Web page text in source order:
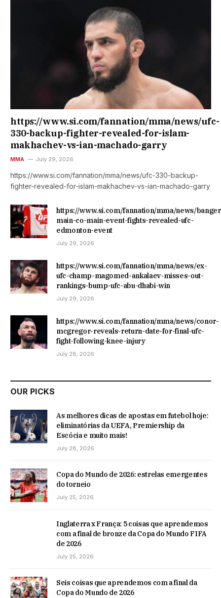
https://www.si.com/fannation/mma/news/ufc-
330-backup-fighter-revealed-for-islam-
makhachev-vs-ian-machado-garry
MMA July 29, 2026
https://www.si.com/fannation/mma/news/ufc-330-backup-
fighter-revealed-for-islam-makhachev-vs-ian-machado-garry
https://www.si.com/fannation/mma/news/
main-co-main-event-fights-revealed-ufc-
edmonton-event
July 29, 2026
https://www.si.com/fannation/mma/news/ex-
ufc-champ-magomed-ankalaev-misses-out-
rankings-bump-ufc-abu-dhabi-win
July 29, 2026
https://www.si.com/fannation/mma/news/conor-
mcgregor-reveals-return-date-for-final-ufc-
fight-following-knee-injury
July 28, 2026
OUR PICKS
As melhores dicas de apostas em futebol hoje:
eliminatórias da UEFA, Premiership da
Escócia e muito mais!
July 28, 2026
Copa do Mundo de 2026: estrelas emergentes
do torneio
July 25, 2026
Inglaterra x França: 5 coisas que aprendemos
com a final de bronze da Copa do Mundo FIFA
de 2026
July 25, 2026
Seis coisas que aprendemos com a final da
Copa do Mundo de 2026